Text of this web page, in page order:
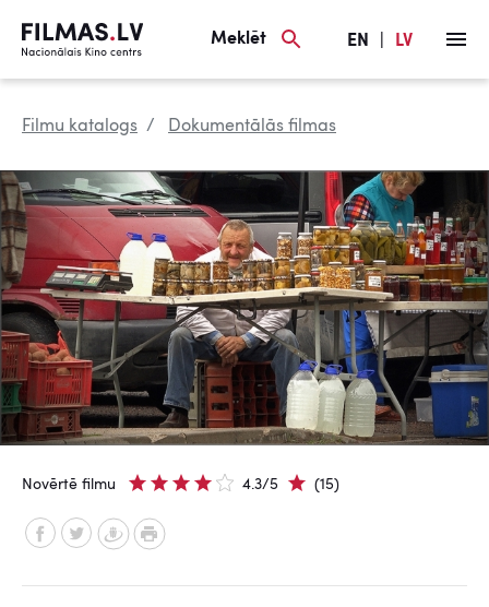
Meklēt EN LV
Filmu katalogs Dokumentālās filmas
Novērtē filmu 4.3/5 (15)